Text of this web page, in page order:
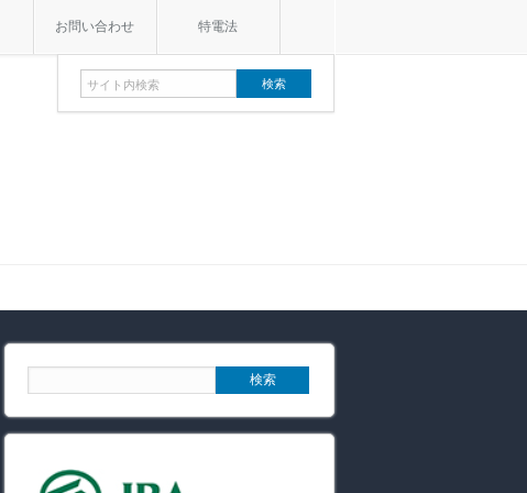
お問い合わせ 特電法